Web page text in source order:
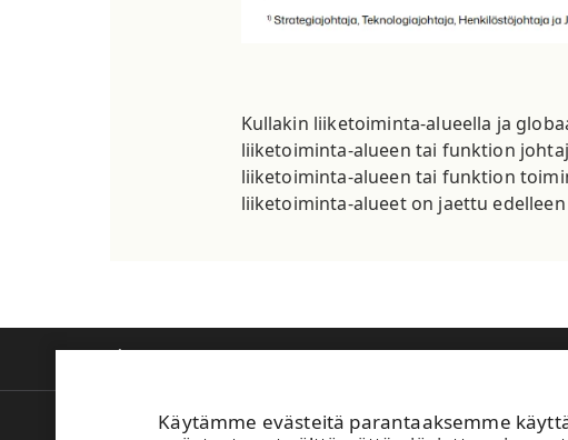
Kullakin liiketoiminta-alueella ja
liiketoiminta-alueen tai funktion
liiketoiminta-alueen tai funktion
liiketoiminta-alueet on jaettu
Käytämme evästeitä parantaaksemme
Laskutus